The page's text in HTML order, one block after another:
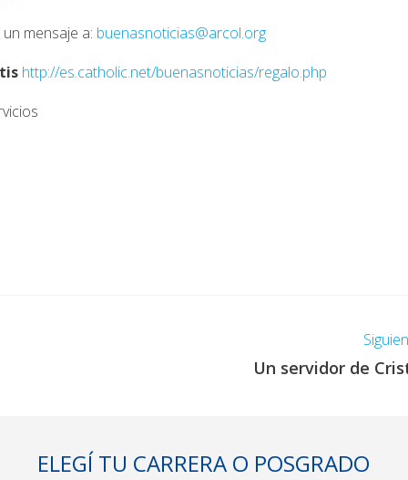
mensaje a: buenasnoticias@arcol.org
http://es.catholic.net/buenasnoticias/regalo.php
Un servidor de
ELEGÍ TU CARRERA O POSGRADO